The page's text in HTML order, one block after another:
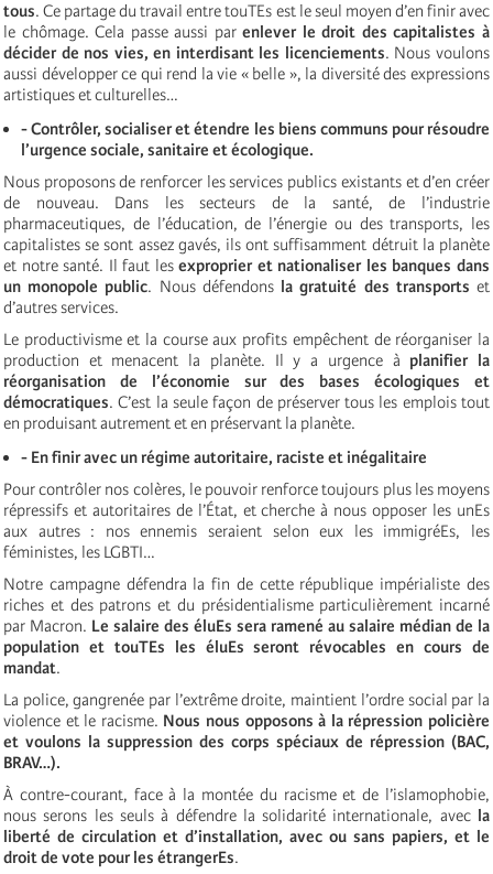
tous. Ce partage du travail entre touTEs est le seul moyen d’en finir avec
le chômage. Cela passe aussi parenlever le droit des capitalistes à
décider de nos vies, en interdisant les licenciements. Nous voulons
aussi développer ce qui rend la vie « belle », la diversité des expressions
artistiques et culturelles…
- Contrôler, socialiser et étendre les biens communs pour résoudre
l’urgence sociale, sanitaire et écologique.
Nous proposons de renforcer les services publics existants et d’en créer
de nouveau. Dans les secteurs de la santé, de l’industrie
pharmaceutiques, de l’éducation, de l’énergie ou des transports, les
capitalistes se sont assez gavés, ils ont suffisamment détruit la planète
et notre santé. Il faut lesexproprier et nationaliser les banques dans
un monopole public. Nous défendonsla gratuité des transports et
d’autres services.
Le productivisme et la course aux profits empêchent de réorganiser la
production et menacent la planète. Il y a urgence à planifier la
réorganisation de l’économie sur des bases écologiques et
démocratiques. C’est la seule façon de préserver tous les emplois tout
en produisant autrement et en préservant la planète.
- En finir avec un régime autoritaire, raciste et inégalitaire
Pour contrôler nos colères, le pouvoir renforce toujours plus les moyens
répressifs et autoritaires de l’État, et cherche à nous opposer les unEs
aux autres : nos ennemis seraient selon eux les immigréEs, les
féministes, les LGBTI…
Notre campagne défendra la fin de cette république impérialiste des
riches et des patrons et du présidentialisme particulièrement incarné
par Macron. Le salaire des éluEs sera ramené au salaire médian de la
population et touTEs les éluEs seront révocables en cours de
mandat.
La police, gangrenée par l’extrême droite, maintient l’ordre social par la
violence et le racisme. Nous nous opposons à la répression policière
et voulons la suppression des corps spéciaux de répression (BAC,
BRAV…).
À contre-courant, face à la montée du racisme et de l’islamophobie,
nous serons les seuls à défendre la solidarité internationale, avecla
liberté de circulation et d’installation, avec ou sans papiers, et le
droit de vote pour les étrangerEs.